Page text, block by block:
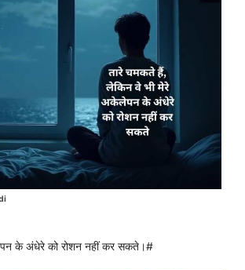
के अंधेरे को रोशन नहीं कर सकते।#